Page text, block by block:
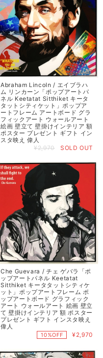
Abraham Lincoln / エイブラハ
ム リンカーン「ポップアートパ
ネル Keetatat Sitthiket キータ
タットシティケット」ポップア
ートフレーム アートボード グラ
フィックアート ウォールアート
絵画 壁立て 壁掛けインテリア 額
ポスター プレゼント ギフト イン
スタ映え 偉人
¥2,970
SOLD OUT
Che Guevara / チェ ゲバラ「ポ
ップアートパネル Keetatat
Sitthiket キータタットシティケ
ット」ポップアートフレーム ポ
ップアートボード グラフィック
アート ウォールアート 絵画 壁立
て 壁掛けインテリア 額 ポスター
プレゼント ギフト インスタ映え
偉人
10%OFF ¥2,970